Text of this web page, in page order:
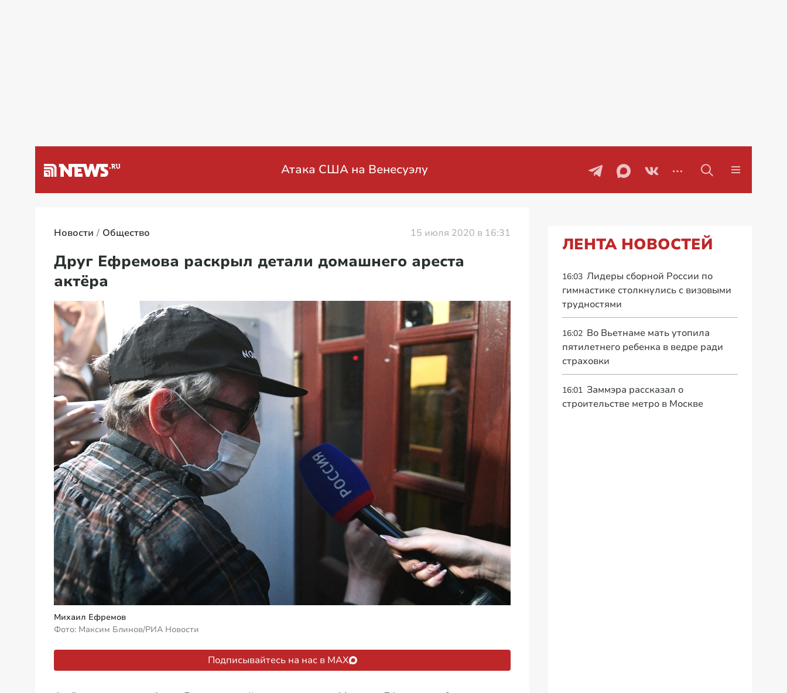
Специальная военная операция на Украине: мирные переговоры Проблемы с бензином в
Новости Общество 15 июля 2020 в 16:31
Друг Ефремова раскрыл детали домашнего ареста
актёра
Михаил Ефремов
Фото: Максим Блинов/РИА Новости
Подписывайтесь на нас в MAX
ЛЕНТА НОВОСТЕЙ
16:03 Лидеры сборной России по
гимнастике столкнулись с визовыми
трудностями
16:02 Во Вьетнаме мать утопила
пятилетнего ребенка в ведре ради
страховки
16:01 Заммэра рассказал о
строительстве метро в Москве